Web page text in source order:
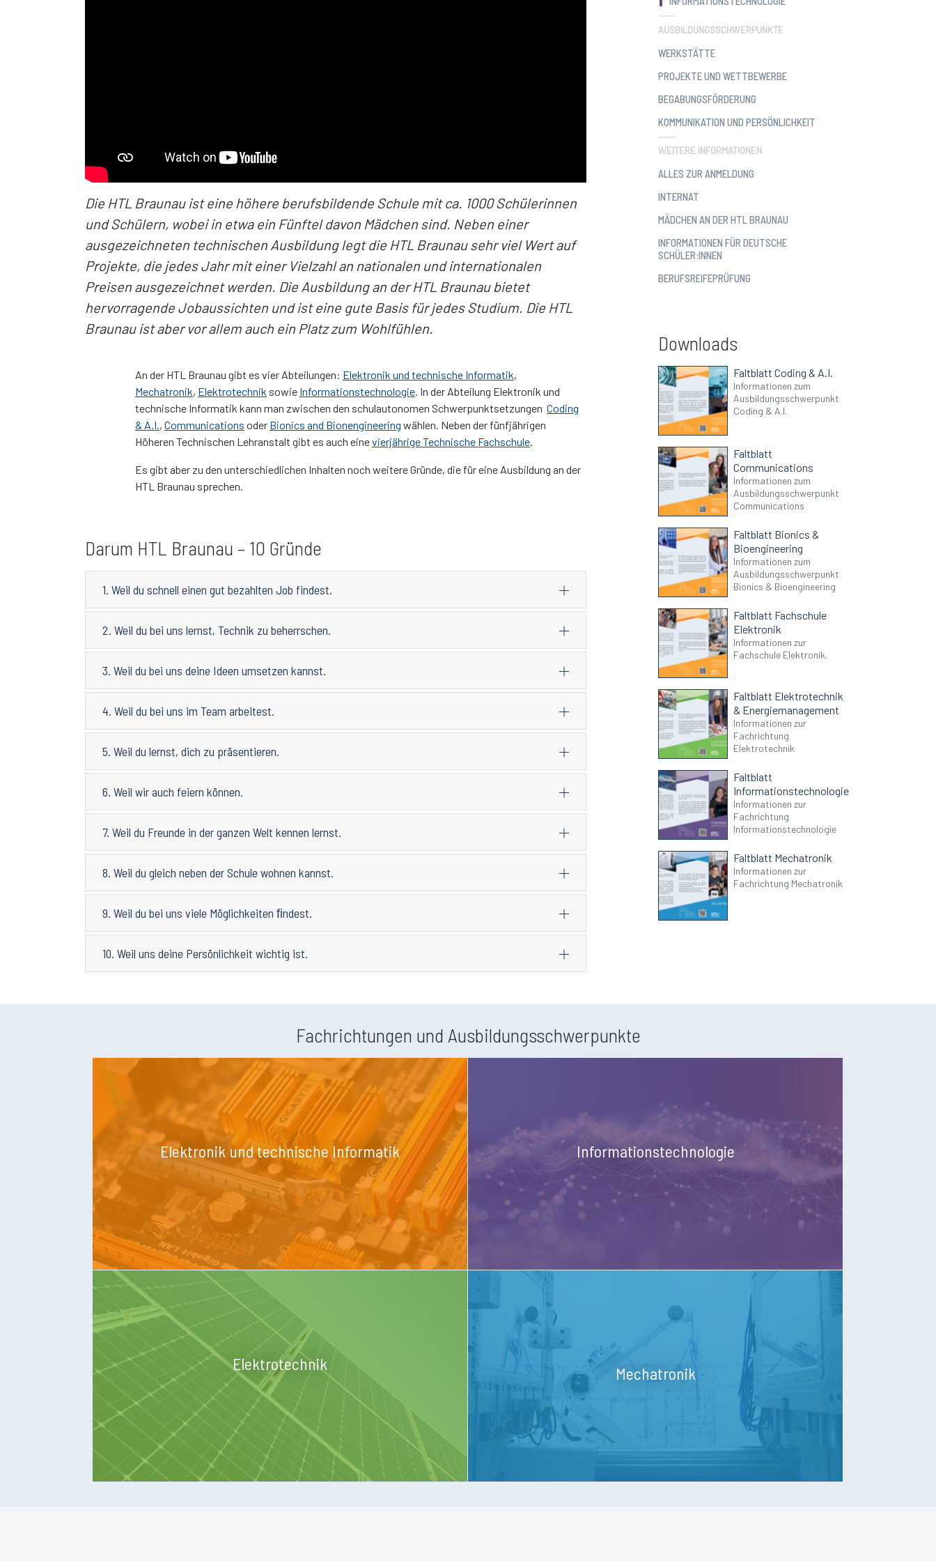
Die HTL Braunau ist eine höhere berufsbildende Schule mit ca. 1000 Schülerinnen
und Schülern, wobei in etwa ein Fünftel davon Mädchen sind. Neben einer
ausgezeichneten technischen Ausbildung legt die HTL Braunau sehr viel Wert auf
Projekte, die jedes Jahr mit einer Vielzahl an nationalen und internationalen
Preisen ausgezeichnet werden. Die Ausbildung an der HTL Braunau bietet
hervorragende Jobaussichten und ist eine gute Basis für jedes Studium. Die HTL
Braunau ist aber vor allem auch ein Platz zum Wohlfühlen.
An der HTL Braunau gibt es vier Abteilungen: Elektronik und technische Informatik,
Mechatronik, Elektrotechnik sowie Informationstechnologie. In der Abteilung Elektronik und
technische Informatik kann man zwischen den schulautonomen Schwerpunktsetzungen Coding
& A.I., Communications oder Bionics and Bionengineering wählen. Neben der fünfjährigen
Höheren Technischen Lehranstalt gibt es auch einevierjährige Technische Fachschule.
Es gibt aber zu den unterschiedlichen Inhalten noch weitere Gründe, die für eine Ausbildung an der
HTL Braunau sprechen.
Darum HTL Braunau – 10 Gründe
1. Weil du schnell einen gut bezahlten Job findest.
2. Weil du bei uns lernst, Technik zu beherrschen.
3. Weil du bei uns deine Ideen umsetzen kannst.
4. Weil du bei uns im Team arbeitest.
5. Weil du lernst, dich zu präsentieren.
6. Weil wir auch feiern können.
7. Weil du Freunde in der ganzen Welt kennen lernst.
8. Weil du gleich neben der Schule wohnen kannst.
9. Weil du bei uns viele Möglichkeiten ﬁndest.
10. Weil uns deine Persönlichkeit wichtig ist.
AUSBILDUNGSSCHWERPUNKTE
WERKSTÄTTE
PROJEKTE UND WETTBEWERBE
BEGABUNGSFÖRDERUNG
KOMMUNIKATION UND PERSÖNLICHKEIT
WEITERE INFORMATIONEN
ALLES ZUR ANMELDUNG
INTERNAT
MÄDCHEN AN DER HTL BRAUNAU
INFORMATIONEN FÜR DEUTSCHE
SCHÜLER:INNEN
BERUFSREIFEPRÜFUNG
Downloads
Faltblatt Coding & A.I.
Informationen zum
Ausbildungsschwerpunkt
Coding & A.I.
Faltblatt
Communications
Informationen zum
Ausbildungsschwerpunkt
Communications
Faltblatt Bionics &
Bioengineering
Informationen zum
Ausbildungsschwerpunkt
Bionics & Bioengineering
Faltblatt Fachschule
Elektronik
Informationen zur
Fachschule Elektronik.
Faltblatt Elektrotechnik
& Energiemanagement
Informationen zur
Fachrichtung
Elektrotechnik
Faltblatt
Informationstechnologie
Informationen zur
Fachrichtung
Informationstechnologie
Faltblatt Mechatronik
Informationen zur
Fachrichtung Mechatronik
Fachrichtungen und Ausbildungsschwerpunkte
Elektronik und technische Informatik Informationstechnologie
Elektrotechnik Mechatronik